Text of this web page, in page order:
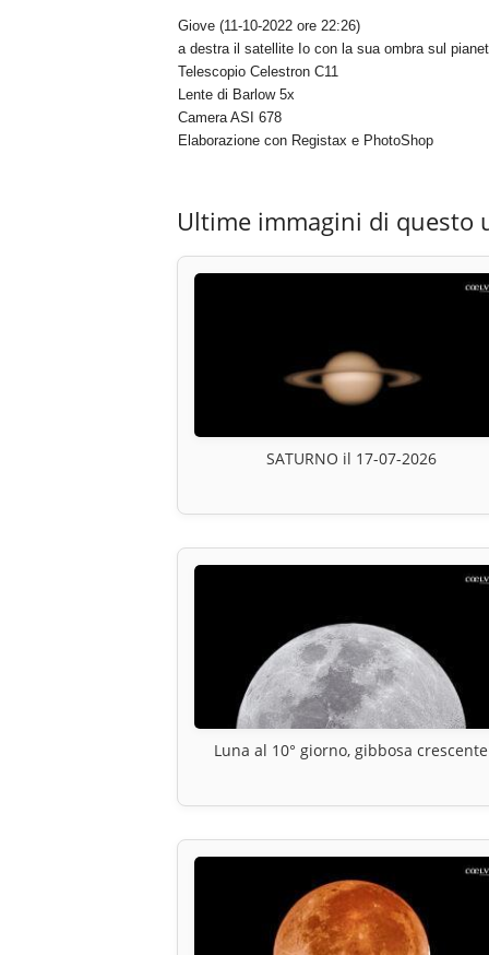
Giove (11-10-2022 ore 22:26)
a destra il satellite Io con la sua ombra sul
Telescopio Celestron C11
Lente di Barlow 5x
Camera ASI 678
Elaborazione con Registax e PhotoShop
Ultime immagini di questo
SATURNO il 17-07-2026
Luna al 10° giorno, gibbosa crescente